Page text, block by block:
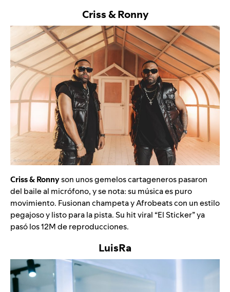
Criss & Ronny
Criss & Ronnyson unos gemelos cartageneros pasaron
del baile al micrófono, y se nota: su música es puro
movimiento. Fusionan champeta y Afrobeats con un estilo
pegajoso y listo para la pista. Su hit viral “El Sticker” ya
pasó los 12M de reproducciones.
LuisRa